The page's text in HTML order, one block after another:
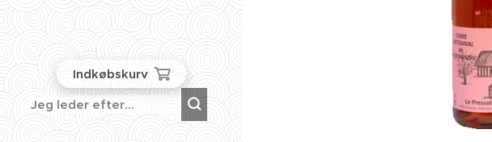
Indkøbskurv